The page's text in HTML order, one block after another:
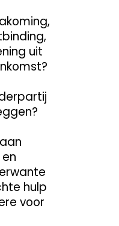
uit
hulp
voor